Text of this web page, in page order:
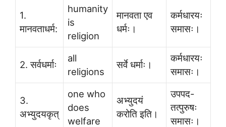
1.
मानवताधर्म:
humanity
is
religion
मानवता एव
धर्मः।
कर्मधारयः
समासः।
2. सर्वधर्माः
all
religions
सर्वे धर्माः।
कर्मधारयः
समासः।
3.
अभ्युदयकृत्
one who
does
welfare
अभ्युदयं
करोति इति।
उपपद-
तत्पुरुषः
समासः।